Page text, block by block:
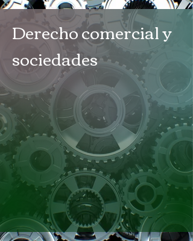
Derecho comercial y
sociedades